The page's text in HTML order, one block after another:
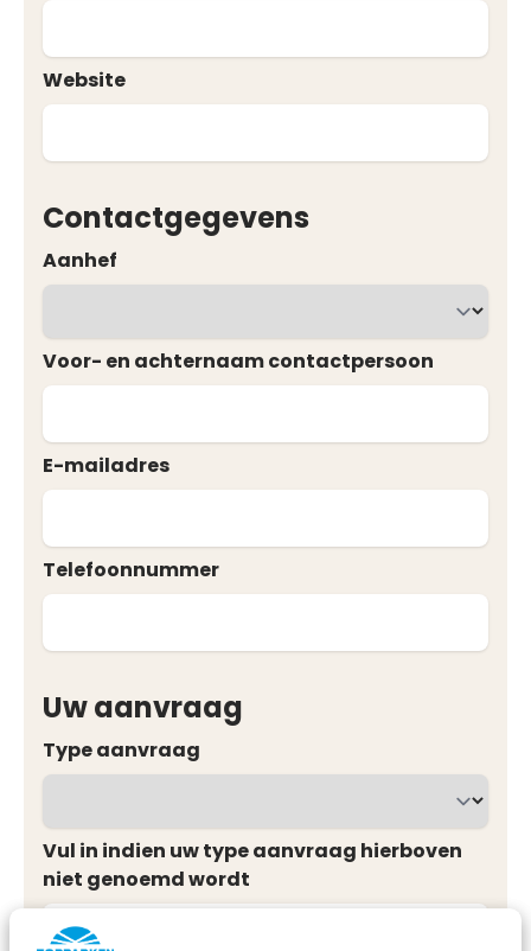
Website
Contactgegevens
Aanhef
Voor- en achternaam contactpersoon
E-mailadres
Telefoonnummer
Uw aanvraag
Type aanvraag
Vul in indien uw type aanvraag hierboven
niet genoemd wordt